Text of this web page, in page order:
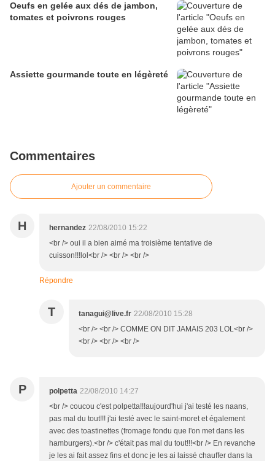
Oeufs en gelée aux dés de jambon,
tomates et poivrons rouges
Assiette gourmande toute en légèreté
Commentaires
Ajouter un commentaire
H hernandez 22/08/2010 15:22
<br /> oui il a bien aimé ma troisième tentative de
cuisson!!!lol<br /> <br /> <br />
Répondre
T tanagui@live.fr 22/08/2010 15:28
<br /> <br /> COMME ON DIT JAMAIS 203 LOL<br />
<br /> <br /> <br />
P polpetta 22/08/2010 14:27
<br /> coucou c'est polpetta!!!aujourd'hui j'ai testé les naans,
pas mal du tout!!! j'ai testé avec le saint-moret et également
avec des toastinettes (fromage fondu que l'on met dans les
hamburgers).<br /> c'était pas mal du tout!!!<br /> En revanche
je les ai fait assez fins et donc je les ai laissé chauffer dans la